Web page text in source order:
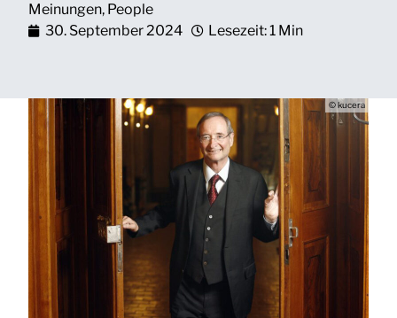
Meinungen, People
30. September 2024
Lesezeit: 1 Min
© kucera